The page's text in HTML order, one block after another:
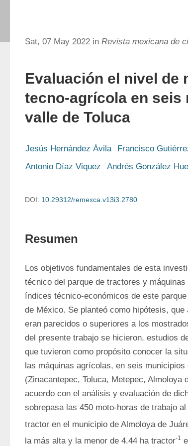
Sat, 07 May 2022 in Revista mexicana de
Evaluación el nivel de
tecno-agrícola en seis
valle de Toluca
Jesús Hernández Ávila
Francisco
Antonio Díaz Viquez
Andrés González
DOI: 10.29312/remexca.v13i3.2780
Resumen
Los objetivos fundamentales de esta
técnico del parque de tractores y
índices técnico-económicos de este
de México. Se planteó como hipótesis,
eran parecidos o superiores a los
del presente trabajo se hicieron, estudios
que tuvieron como propósito conocer la
las máquinas agrícolas, en seis
(Zinacantepec, Toluca, Metepec,
acuerdo con el análisis y evaluación de
sobrepasa las 450 moto-horas de trabajo
tractor en el municipio de Almoloya de
la más alta y la menor de 4.44 ha tractor-1